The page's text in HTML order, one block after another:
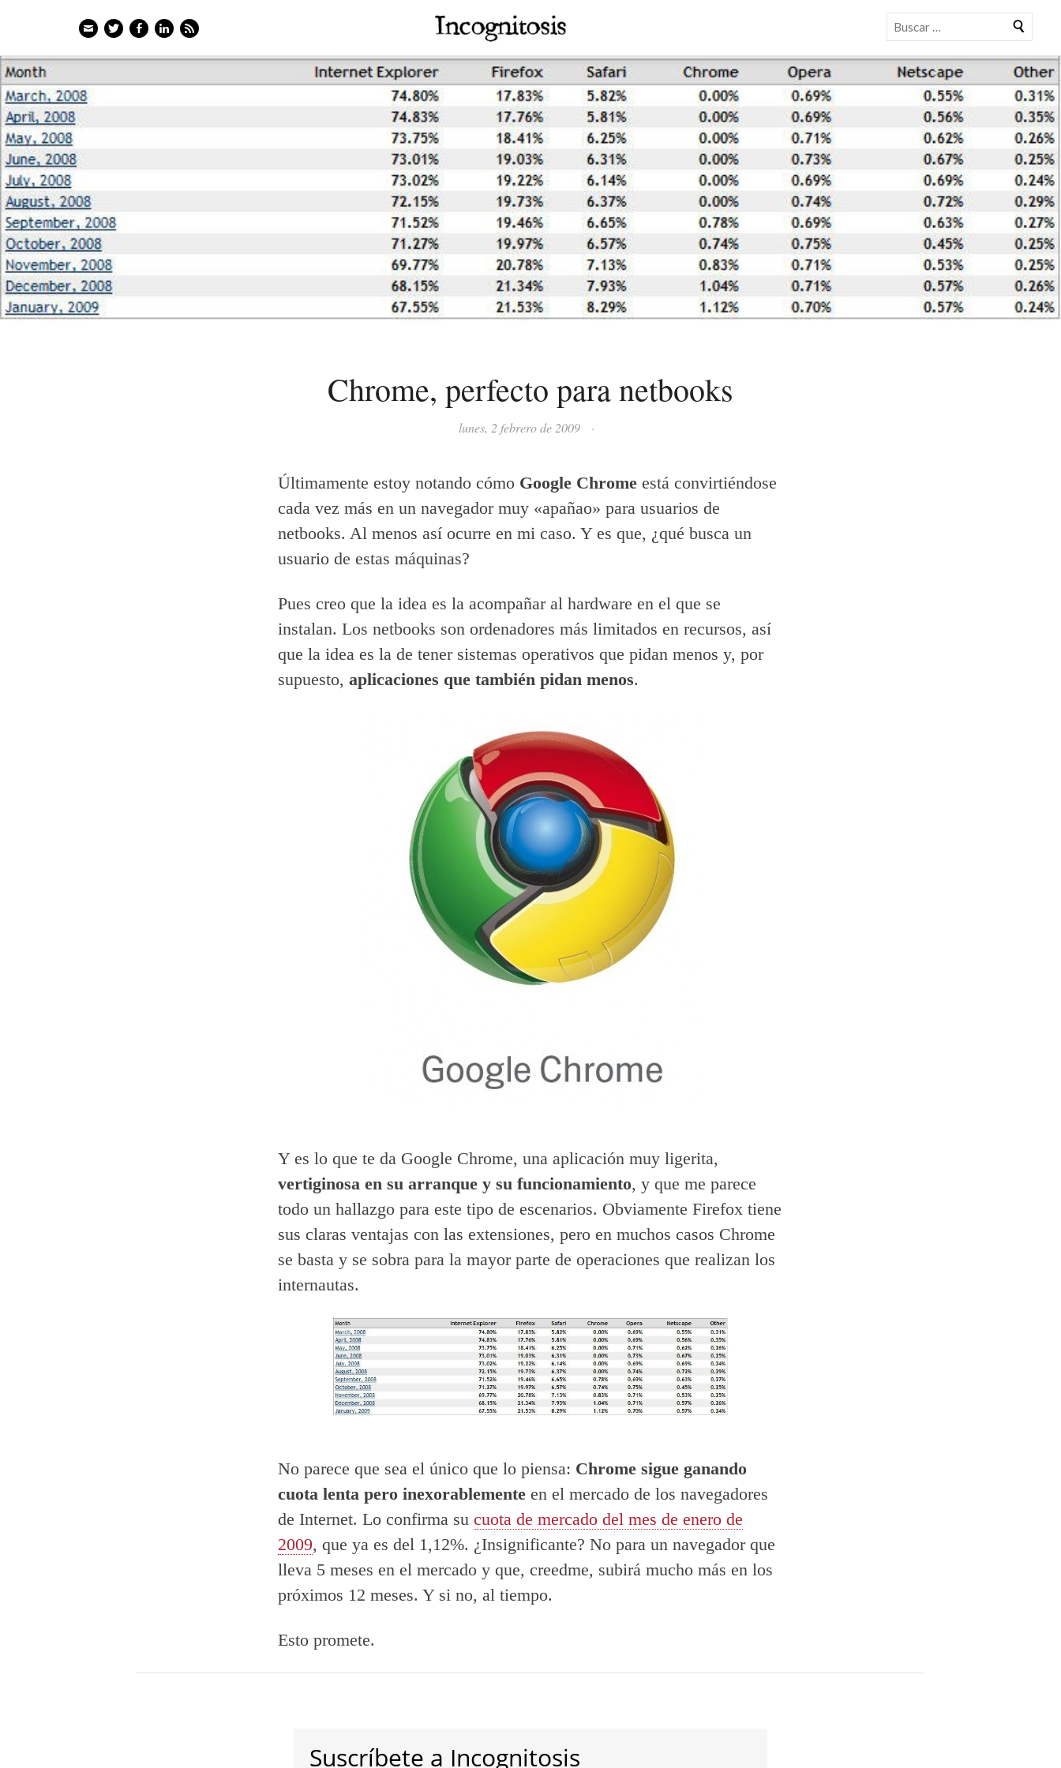
EmailTwitterFacebook
LinkedIn
Feed Buscar
Chrome, perfecto para netbooks
lunes, 2 febrero de 2009 ·
Últimamente estoy notando cómo Google Chrome está convirtiéndose
cada vez más en un navegador muy «apañao» para usuarios de
netbooks. Al menos así ocurre en mi caso. Y es que, ¿qué busca un
usuario de estas máquinas?
Pues creo que la idea es la acompañar al hardware en el que se
instalan. Los netbooks son ordenadores más limitados en recursos, así
que la idea es la de tener sistemas operativos que pidan menos y, por
supuesto, aplicaciones que también pidan menos.
Y es lo que te da Google Chrome, una aplicación muy ligerita,
vertiginosa en su arranque y su funcionamiento, y que me parece
todo un hallazgo para este tipo de escenarios. Obviamente Firefox tiene
sus claras ventajas con las extensiones, pero en muchos casos Chrome
se basta y se sobra para la mayor parte de operaciones que realizan los
internautas.
No parece que sea el único que lo piensa: Chrome sigue ganando
cuota lenta pero inexorablemente en el mercado de los navegadores
de Internet. Lo confirma su cuota de mercado del mes de enero de
2009, que ya es del 1,12%. ¿Insignificante? No para un navegador que
lleva 5 meses en el mercado y que, creedme, subirá mucho más en los
próximos 12 meses. Y si no, al tiempo.
Esto promete.
Suscríbete a Incognitosis